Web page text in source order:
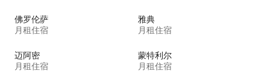
佛罗伦萨
月租住宿
雅典
月租住宿
迈阿密
月租住宿
蒙特利尔
月租住宿